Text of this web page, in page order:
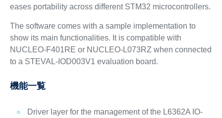
eases portability across different STM32 microcontrollers.
The software comes with a sample implementation to
show its main functionalities. It is compatible with
NUCLEO-F401RE or NUCLEO-L073RZ when connected
to a STEVAL-IOD003V1 evaluation board.
機能一覧
Driver layer for the management of the L6362A IO-